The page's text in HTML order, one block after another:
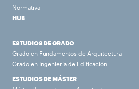
Normativa
HUB
ESTUDIOS DE GRADO
Grado en Fundamentos de Arquitectura
Grado en Ingeniería de Edificación
ESTUDIOS DE MÁSTER